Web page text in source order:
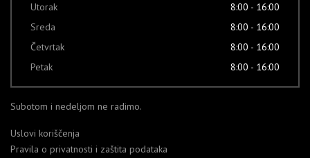
Utorak
8:00 - 16:00
Sreda
8:00 - 16:00
Četvrtak
8:00 - 16:00
Petak
8:00 - 16:00
Subotom i nedeljom ne radimo.
Uslovi koriščenja
Pravila o privatnosti i zaštita podataka